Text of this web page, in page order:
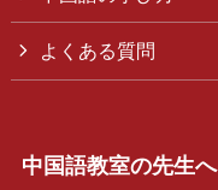
よくある質問
中国語教室の先生へ